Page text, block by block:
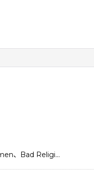
、Bad Religi…